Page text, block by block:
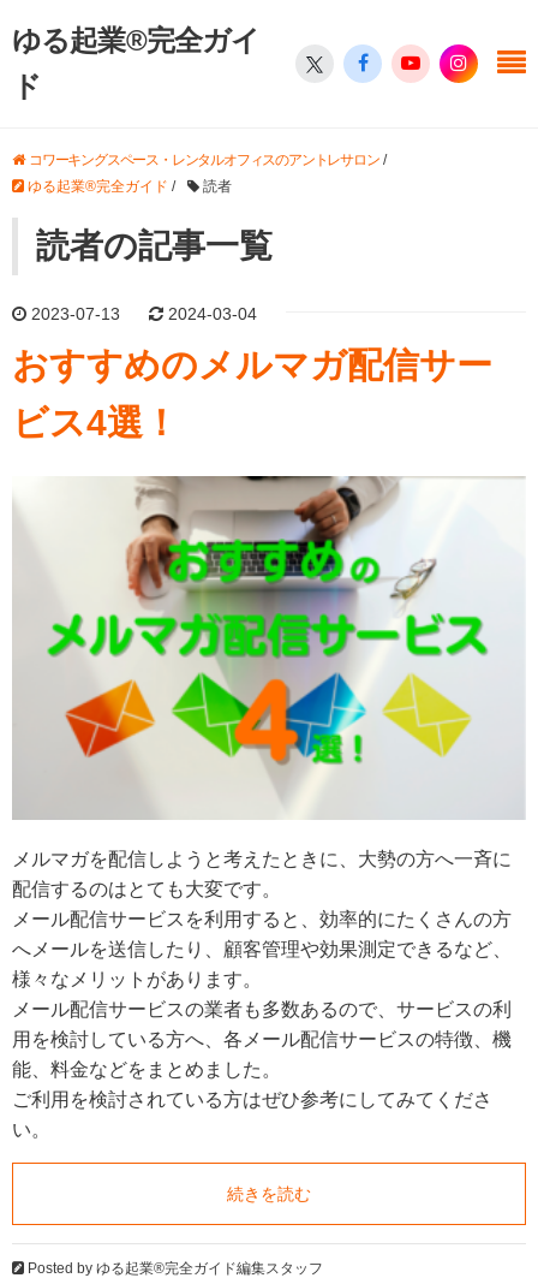
ゆる起業®完全ガイ
ド
コワーキングスペース・レンタルオフィスのアントレサロン/
ゆる起業®完全ガイド / 読者
読者の記事一覧
2023-07-13 2024-03-04
おすすめのメルマガ配信サー
ビス4選！
メルマガを配信しようと考えたときに、大勢の方へ一斉に
配信するのはとても大変です。
メール配信サービスを利用すると、効率的にたくさんの方
へメールを送信したり、顧客管理や効果測定できるなど、
様々なメリットがあります。
メール配信サービスの業者も多数あるので、サービスの利
用を検討している方へ、各メール配信サービスの特徴、機
能、料金などをまとめました。
ご利用を検討されている方はぜひ参考にしてみてくださ
い。
続きを読む
Posted by ゆる起業®完全ガイド編集スタッフ